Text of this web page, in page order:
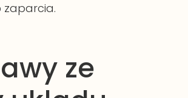
zaparcia.
ze